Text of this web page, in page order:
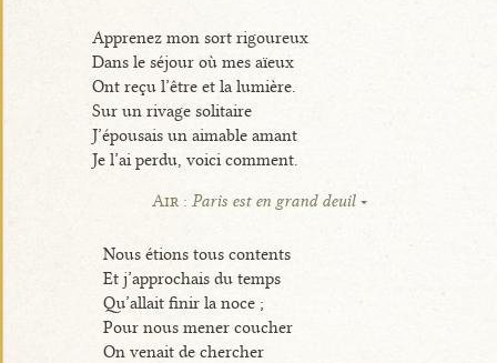
Apprenez mon sort rigoureux
Dans le séjour où mes aïeux
Ont reçu l’être et la lumière.
Sur un rivage solitaire
J’épousais un aimable amant
Je l’ai perdu, voici comment.
Air : Paris est en grand deuil
Nous étions tous contents
Et j’approchais du temps
Qu’allait finir la noce ;
Pour nous mener coucher
On venait de chercher